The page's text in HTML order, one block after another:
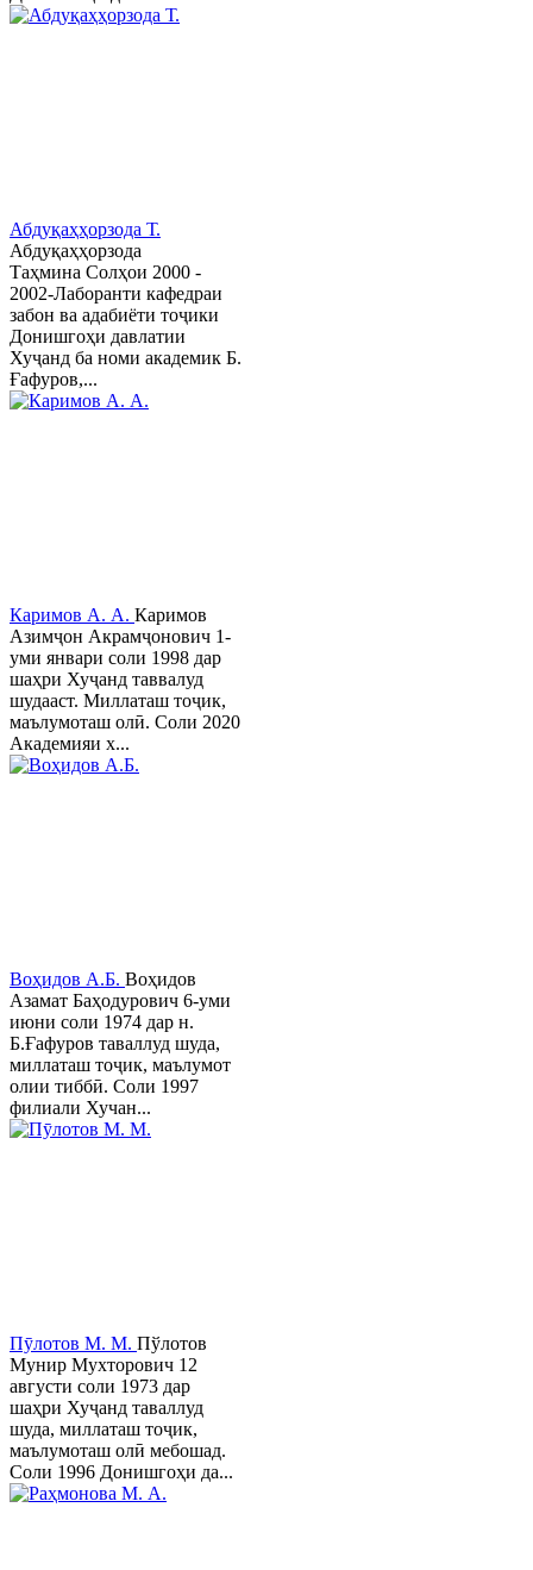
Абдуқаҳҳорзода Т.
Абдуқаҳҳорзода
Таҳмина Солҳои 2000 -
2002-Лаборанти кафедраи
забон ва адабиёти тоҷики
Донишгоҳи давлатии
Хуҷанд ба номи академик Б.
Ғафуров,...
Каримов А. А. Каримов
Азимҷон Акрамҷонович 1-
уми январи соли 1998 дар
шаҳри Хуҷанд таввалуд
шудааст. Миллаташ тоҷик,
маълумоташ олӣ. Соли 2020
Академияи х...
Воҳидов А.Б. Воҳидов
Азамат Баҳодурович 6-уми
июни соли 1974 дар н.
Б.Ғафуров таваллуд шуда,
миллаташ тоҷик, маълумот
олии тиббӣ. Соли 1997
филиали Хучан...
Пӯлотов М. М. Пўлотов
Мунир Мухторович 12
августи соли 1973 дар
шаҳри Хуҷанд таваллуд
шуда, миллаташ тоҷик,
маълумоташ олӣ мебошад.
Соли 1996 Донишгоҳи да...